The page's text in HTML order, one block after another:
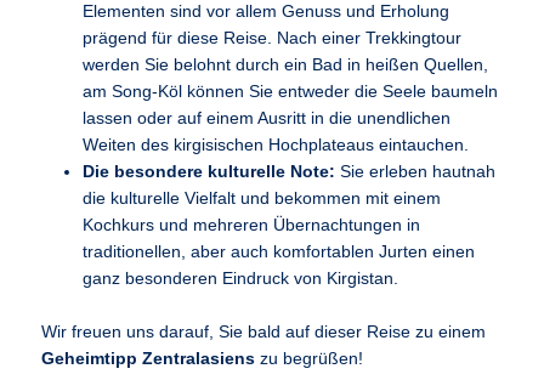
Elementen sind vor allem Genuss und Erholung
prägend für diese Reise. Nach einer Trekkingtour
werden Sie belohnt durch ein Bad in heißen Quellen,
am Song-Köl können Sie entweder die Seele baumeln
lassen oder auf einem Ausritt in die unendlichen
Weiten des kirgisischen Hochplateaus eintauchen.
Die besondere kulturelle Note: Sie erleben hautnah
die kulturelle Vielfalt und bekommen mit einem
Kochkurs und mehreren Übernachtungen in
traditionellen, aber auch komfortablen Jurten einen
ganz besonderen Eindruck von Kirgistan.
Wir freuen uns darauf, Sie bald auf dieser Reise zu einem
Geheimtipp Zentralasiens zu begrüßen!